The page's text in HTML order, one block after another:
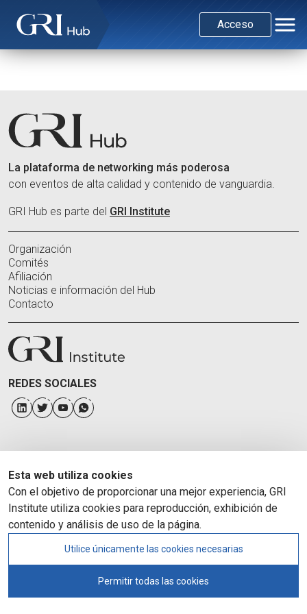
Acceso
La plataforma de networking más poderosa
con eventos de alta calidad y contenido de vanguardia.
GRI Hub es parte del GRI Institute
Organización
Comités
Afiliación
Noticias e información del Hub
Contacto
REDES SOCIALES
Esta web utiliza cookies
Con el objetivo de proporcionar una mejor experiencia, GRI
Institute utiliza cookies para reproducción, exhibición de
contenido y análisis de uso de la página.
Utilice únicamente las cookies necesarias
Permitir todas las cookies